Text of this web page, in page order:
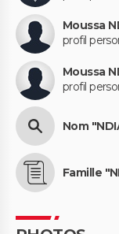
Moussa
profil
Moussa
profil
Nom
Famille